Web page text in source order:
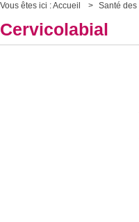
Vous êtes ici :Accueil Santé des
Cervicolabial